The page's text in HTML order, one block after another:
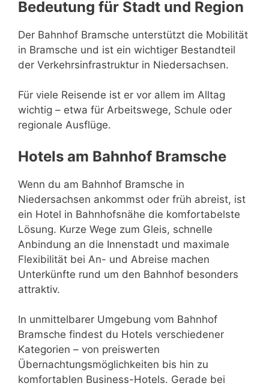
Bedeutung für Stadt und Region
Der Bahnhof Bramsche unterstützt die Mobilität
in Bramsche und ist ein wichtiger Bestandteil
der Verkehrsinfrastruktur in Niedersachsen.
Für viele Reisende ist er vor allem im Alltag
wichtig – etwa für Arbeitswege, Schule oder
regionale Ausflüge.
Hotels am Bahnhof Bramsche
Wenn du am Bahnhof Bramsche in
Niedersachsen ankommst oder früh abreist, ist
ein Hotel in Bahnhofsnähe die komfortabelste
Lösung. Kurze Wege zum Gleis, schnelle
Anbindung an die Innenstadt und maximale
Flexibilität bei An- und Abreise machen
Unterkünfte rund um den Bahnhof besonders
attraktiv.
In unmittelbarer Umgebung vom Bahnhof
Bramsche findest du Hotels verschiedener
Kategorien – von preiswerten
Übernachtungsmöglichkeiten bis hin zu
komfortablen Business-Hotels. Gerade bei